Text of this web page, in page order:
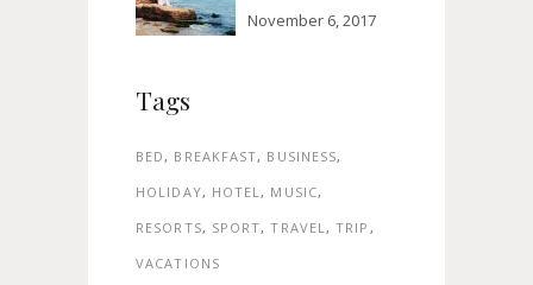
November 6, 2017
Tags
BED BREAKFAST BUSINESS
HOLIDAY
HOTEL MUSIC
RESORTS
SPORT TRAVEL TRIP
VACATIONS